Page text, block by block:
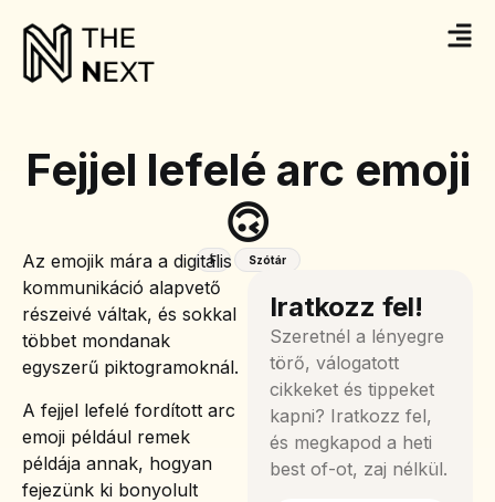
Fejjel lefelé arc emoji
🙃
F Szótár
Az emojik mára a digitális
kommunikáció alapvető
részeivé váltak, és sokkal
többet mondanak
egyszerű piktogramoknál.
A fejjel lefelé fordított arc
emoji például remek
példája annak, hogyan
fejezünk ki bonyolult
Iratkozz fel!
Szeretnél a lényegre
törő, válogatott
cikkeket és tippeket
kapni? Iratkozz fel,
és megkapod a heti
best of-ot, zaj nélkül.